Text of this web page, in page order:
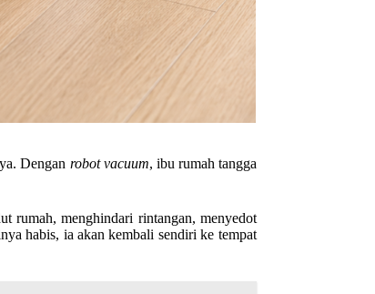
Dengan robot vacuum, ibu rumah tangga
rumah, menghindari rintangan, menyedot
habis, ia akan kembali sendiri ke tempat